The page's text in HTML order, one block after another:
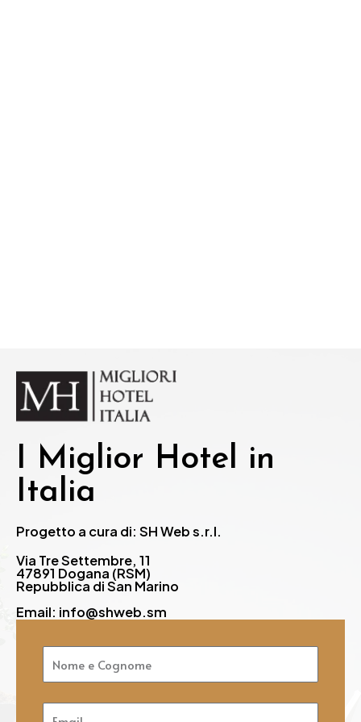
I Miglior Hotel in
Italia
Progetto a cura di: SH Web s.r.l.
Via Tre Settembre, 11
47891 Dogana (RSM)
Repubblica di San Marino
Email: info@shweb.sm
Nome
e
Cognome
Email